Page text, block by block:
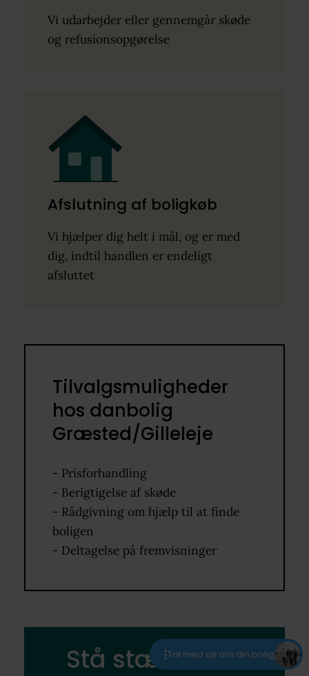
Tal med os om din bolig
Vi udarbejder eller gennemgår skøde
og refusionsopgørelse
Afslutning af boligkøb
Vi hjælper dig helt i mål, og er med
dig, indtil handlen er endeligt
afsluttet
Tilvalgsmuligheder
hos danbolig
Græsted/Gilleleje
- Prisforhandling
- Berigtigelse af skøde
- Rådgivning om hjælp til at finde
boligen
- Deltagelse på fremvisninger
Stå stærkt i dit